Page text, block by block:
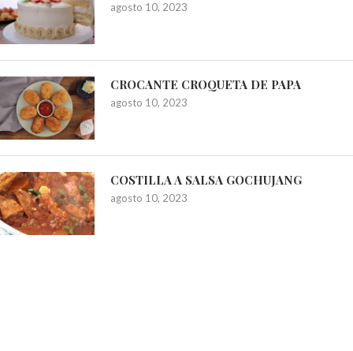
agosto 10, 2023
CROCANTE CROQUETA DE PAPA
agosto 10, 2023
COSTILLA A SALSA GOCHUJANG
agosto 10, 2023